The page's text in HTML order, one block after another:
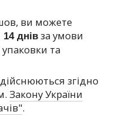
ви можете
днів за умови
та
згідно
Закону України
.